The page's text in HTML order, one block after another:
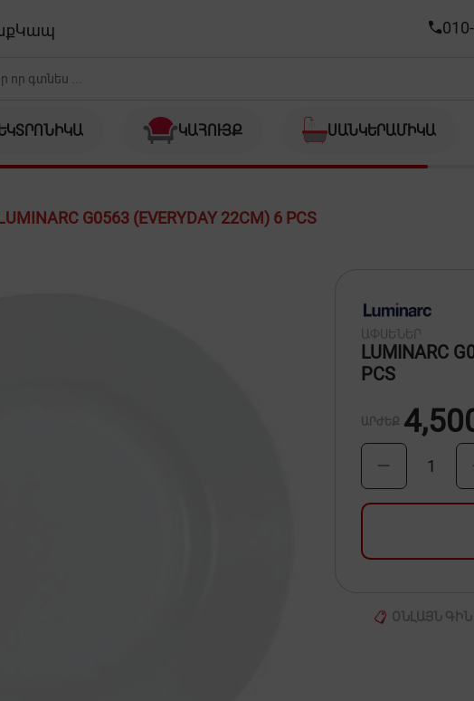
22CM) 6 PCS
Կապ
ԿԱՀՈՒՅՔ ՍԱՆԿԵՐԱՄԻԿԱ
LUMINARC G0563 (EVERYDAY 22CM) 6 PCS
ԱՓՍԵՆԵՐ
LUMINARC
PCS
ԱՐԺԵՔ
1
ՕՆԼԱՅՆ ԳԻՆ